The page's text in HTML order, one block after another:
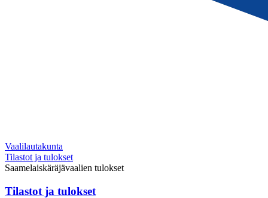
Vaalilautakunta
Tilastot ja tulokset
Saamelaiskäräjävaalien tulokset
Tilastot ja tulokset